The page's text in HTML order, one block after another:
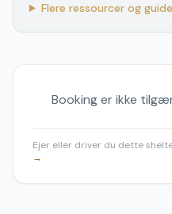
Flere ressourcer og
Booking er ikke
Ejer eller driver du dette
→